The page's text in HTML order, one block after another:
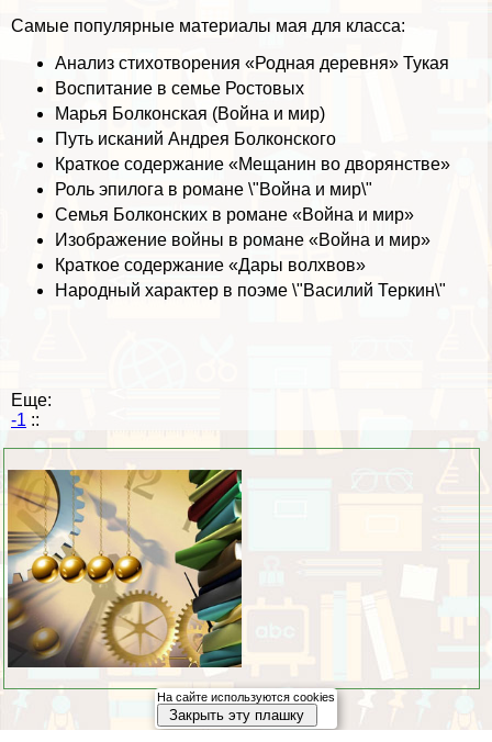
Самые популярные материалы мая для класса:
Анализ стихотворения «Родная деревня» Тукая
Воспитание в семье Ростовых
Марья Болконская (Война и мир)
Путь исканий Андрея Болконского
Краткое содержание «Мещанин во дворянстве»
Роль эпилога в романе \"Война и мир\"
Семья Болконских в романе «Война и мир»
Изображение войны в романе «Война и мир»
Краткое содержание «Дары волхвов»
Народный хаpaктер в поэме \"Василий Теркин\"
Еще:
-1 ::
На сайте используются cookies
Закрыть эту плашку